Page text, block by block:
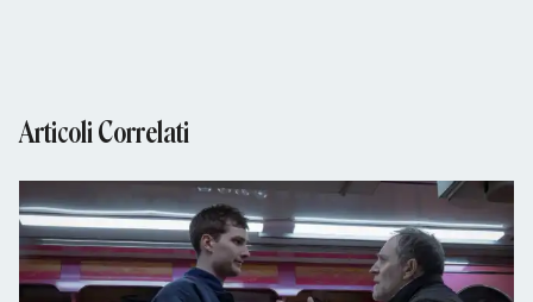
Articoli Correlati